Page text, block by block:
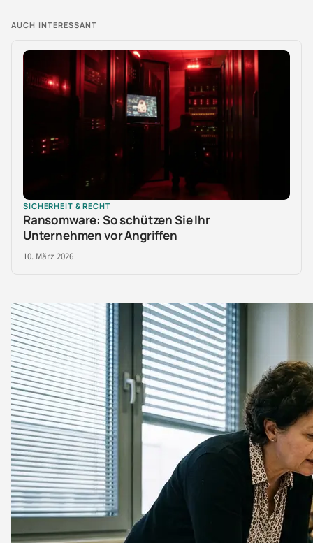
AUCH INTERESSANT
SICHERHEIT & RECHT
Ransomware: So schützen Sie Ihr
Unternehmen vor Angriffen
10. März 2026